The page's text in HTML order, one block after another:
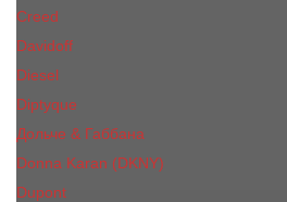
Creed
Davidoff
Diesel
Diptyque
Дольче & Габбана
Donna Karan (DKNY)
Dupont